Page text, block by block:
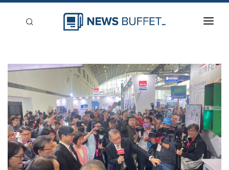
新聞稿分類
登入
刊登